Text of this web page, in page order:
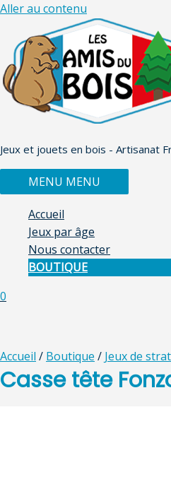
Aller au contenu
Jeux et jouets en bois - Artisanat
MENU MENU
Accueil
Jeux par âge
Nous contacter
BOUTIQUE
0
Accueil / Boutique / Jeux de
Casse tête